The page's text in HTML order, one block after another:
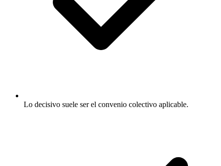
Lo decisivo suele ser el convenio colectivo aplicable.